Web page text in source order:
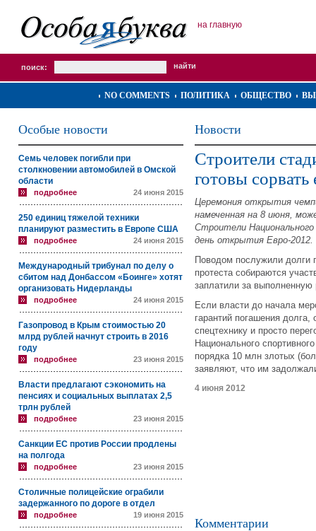
на главную
поиск:
NO COMMENTS ПОЛИТИКА ОБЩЕСТВО
Особые новости
Семь человек погибли при
столкновении автомобилей в Омской
области
подробнее 24 июня 2015
250 единиц тяжелой техники
планируют разместить в Европе США
подробнее 24 июня 2015
Международный трибунал по делу о
сбитом над Донбассом «Боинге» хотят
организовать Нидерланды
подробнее 24 июня 2015
Газопровод в Крым стоимостью 20
млрд рублей начнут строить в 2016
году
подробнее 23 июня 2015
Власти предлагают сэкономить на
пенсиях и социальных выплатах 2,5
трлн рублей
подробнее 23 июня 2015
Санкции ЕС против России продлены
на полгода
подробнее 23 июня 2015
Столичные полицейские ограбили
задержанного по дороге в отдел
подробнее 19 июня 2015
Новости
Строители
готовы сорвать
Церемония открытия
намеченная на 8 июня,
Строители
день открытия Евро-2012.
Поводом послужили долги
протеста собираются
заплатили за выполненную
Если власти до начала
гарантий погашения
спецтехнику и просто
Национального
порядка 10 млн злотых
заявляют, что им
4 июня 2012
Комментарии